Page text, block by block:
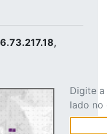
,
Digite
lado no